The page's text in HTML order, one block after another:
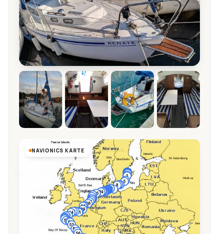
NAVIONICS KARTE